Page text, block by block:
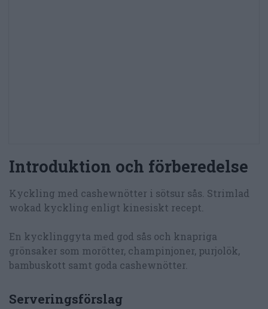
Introduktion och förberedelse
Kyckling med cashewnötter i sötsur sås. Strimlad
wokad kyckling enligt kinesiskt recept.
En kycklinggyta med god sås och knapriga
grönsaker som morötter, champinjoner, purjolök,
bambuskott samt goda cashewnötter.
Serveringsförslag